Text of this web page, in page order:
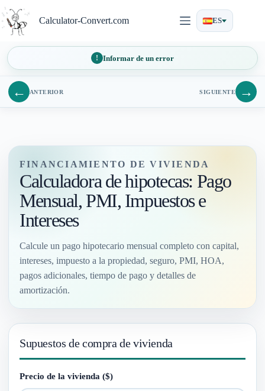
al
contenido
Calculator-Convert.com ES
Informar de un error
← ANTERIOR SIGUIENTE →
FINANCIAMIENTO DE VIVIENDA
Calculadora de hipotecas: Pago
Mensual, PMI, Impuestos e
Intereses
Calcule un pago hipotecario mensual completo con capital,
intereses, impuesto a la propiedad, seguro, PMI, HOA,
pagos adicionales, tiempo de pago y detalles de
amortización.
Supuestos de compra de vivienda
Precio de la vivienda ($)